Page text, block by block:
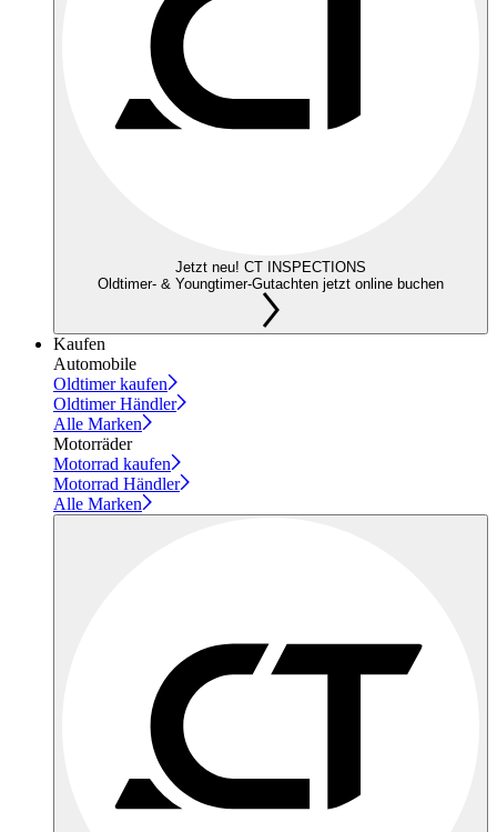
Jetzt neu! CT INSPECTIONS
Oldtimer- & Youngtimer-Gutachten jetzt online buchen
Kaufen
Automobile
Oldtimer kaufen
Oldtimer Händler
Alle Marken
Motorräder
Motorrad kaufen
Motorrad Händler
Alle Marken